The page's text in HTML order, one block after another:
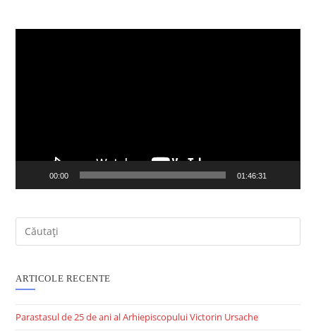
00:00 01:46:31
ARTICOLE RECENTE
Parastasul de 25 de ani al Arhiepiscopului Victorin Ursache